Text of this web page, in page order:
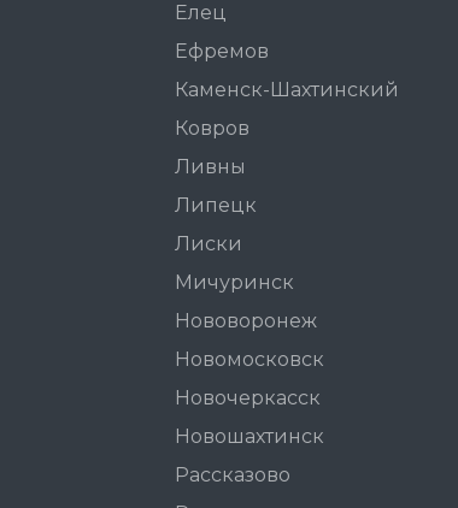
Елец
Ефремов
Каменск-Шахтинский
Ковров
Ливны
Липецк
Лиски
Мичуринск
Нововоронеж
Новомосковск
Новочеркасск
Новошахтинск
Рассказово